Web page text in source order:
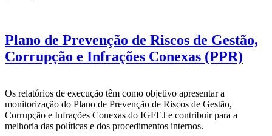
Plano de Prevenção de Riscos de Gestão,
Corrupção e Infrações Conexas (PPR)
Os relatórios de execução têm como objetivo apresentar a
monitorização do Plano de Prevenção de Riscos de Gestão,
Corrupção e Infrações Conexas do IGFEJ e contribuir para a
melhoria das políticas e dos procedimentos internos.